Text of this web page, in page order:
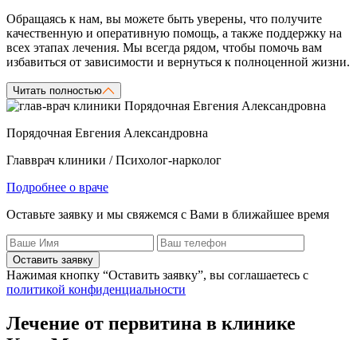
Обращаясь к нам, вы можете быть уверены, что получите
качественную и оперативную помощь, а также поддержку на
всех этапах лечения. Мы всегда рядом, чтобы помочь вам
избавиться от зависимости и вернуться к полноценной жизни.
Читать полностью
Порядочная Евгения Александровна
Главврач клиники / Психолог-нарколог
Подробнее о враче
Оставьте заявку и мы свяжемся с Вами в ближайшее время
Оставить заявку
Нажимая кнопку “Оставить заявку”, вы соглашаетесь с
политикой конфиденциальности
Лечение от первитина в клинике